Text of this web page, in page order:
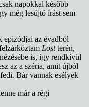
napokkal később
még lesújtó írást sem
epizódjai az évadból
Lostterén,
is, így rendkívül
az a széria, amit újból
Bár vannak esélyek
már a régi